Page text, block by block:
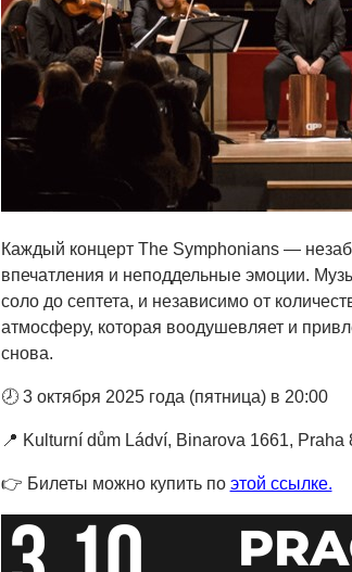
Каждый концерт The Symphonians —
впечатления и неподдельные эмоции.
соло до септета, и независимо от
атмосферу, которая воодушевляет и
снова.
🕗3 октября 2025 года (пятница) в 20:00
📍 Kulturní dům Ládví, Binarova 1661, Praha
👉 Билеты можно купить по этой ссылке.